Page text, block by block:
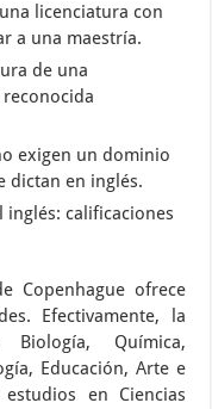
licenciatura con
a una maestría.
de una
exigen un dominio
dictan en inglés.
calificaciones
Copenhague ofrece
Efectivamente, la
Química,
Educación, Arte e
en Ciencias